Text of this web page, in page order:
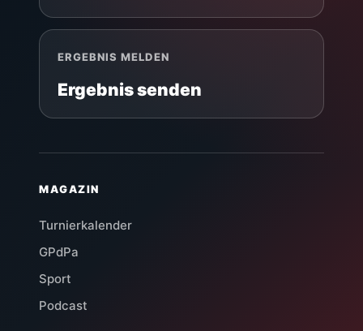
ERGEBNIS MELDEN
Ergebnis senden
MAGAZIN
Turnierkalender
GPdPa
Sport
Podcast